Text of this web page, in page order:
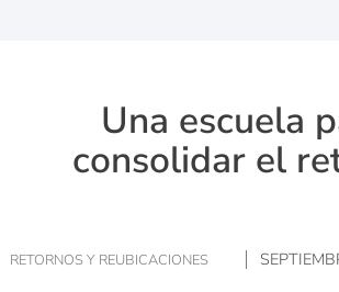
Una escuela
consolidar el
RETORNOS Y REUBICACIONES